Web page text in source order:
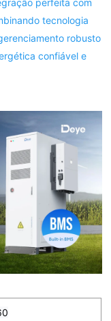
tecnologia
robusto
confiável e